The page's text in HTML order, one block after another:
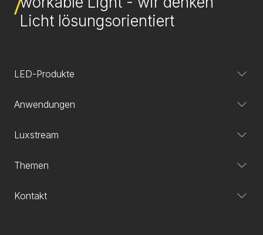
Licht lösungsorientiert
LED-Produkte
Anwendungen
Luxstream
Themen
Kontakt